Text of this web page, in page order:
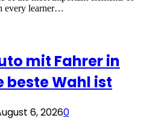
every learner…
mit Fahrer in
beste Wahl ist
6, 20260